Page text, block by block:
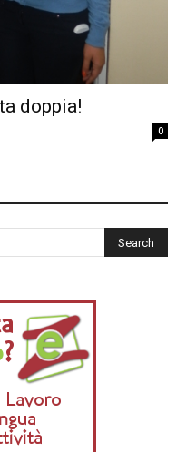
doppia!
0